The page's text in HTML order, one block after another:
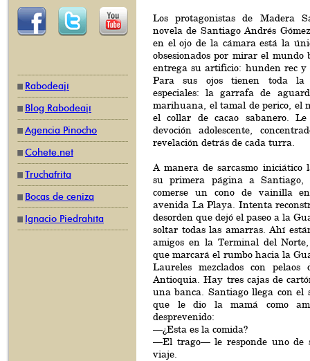
Rabodeají
Blog Rabodeají
Agencia Pinocho
Cohete.net
Truchafrita
Bocas de ceniza
Ignacio Piedrahíta
Los protagonistas de Madera
novela de Santiago Andrés
en el ojo de la cámara está la
obsesionados por mirar el mundo
entrega su artificio: hunden rec y
Para sus ojos tienen toda la
especiales: la garrafa de
marihuana, el tamal de perico, el
el collar de cacao sabanero.
devoción adolescente,
revelación detrás de cada turra.
A manera de sarcasmo iniciático
su primera página a Santiago,
comerse un cono de vainilla
avenida La Playa. Intenta
desorden que dejó el paseo a la
soltar todas las amarras. Ahí
amigos en la Terminal del
que marcará el rumbo hacia la
Laureles mezclados con pelaos
Antioquia. Hay tres cajas de
una banca. Santiago llega con el
que le dio la mamá como
desprevenido:
—¿Esta es la comida?
—El trago— le responde uno de
viaje.